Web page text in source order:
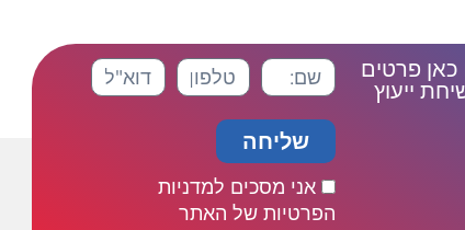
כאן פרטים
ייעוץ
אני מסכים למדניות
הפרטיות של האתר
שליחה